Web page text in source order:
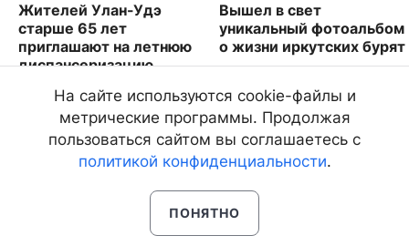
Жителей Улан-Удэ
старше 65 лет
приглашают на летнюю
диспансеризацию
6633
Вышел в свет
уникальный фотоальбом
о жизни иркутских бурят
На сайте используются cookie-файлы и
метрические программы. Продолжая
пользоваться сайтом вы соглашаетесь с
политикой конфиденциальности.
ПОНЯТНО